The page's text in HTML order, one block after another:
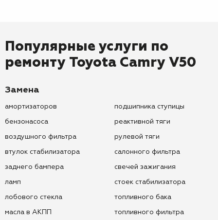
Популярные услуги по
ремонту Toyota Camry V50
Замена
амортизаторов
бензонасоса
воздушного фильтра
втулок стабилизатора
заднего бампера
ламп
лобового стекла
масла в АКПП
подшипника ступицы
реактивной тяги
рулевой тяги
салонного фильтра
свечей зажигания
стоек стабилизатора
топливного бака
топливного фильтра